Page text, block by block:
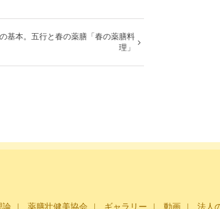
基本。五行と春の薬膳「春の薬膳料
理」
論 薬膳壮健美協会 ギャラリー 動画 法人